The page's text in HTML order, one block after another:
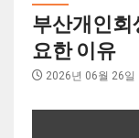
부산개인회
요한 이유
2026년 06월 26일